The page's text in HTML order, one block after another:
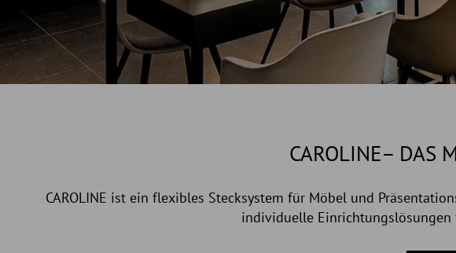
INNOVATIVES REGALSYSTEM
CAROLINE– DAS
CAROLINE ist ein flexibles Stecksystem für Möbel und
individuelle Einrichtungslösungen